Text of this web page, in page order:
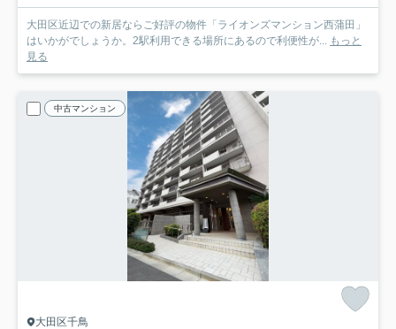
大田区近辺での新居ならご好評の物件「ライオンズマンション西蒲田」
はいかがでしょうか。2駅利用できる場所にあるので利便性が...
もっと
見る
中古マンション
大田区千鳥